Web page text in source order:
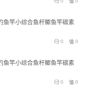
鱼竿小综合鱼杆鲫鱼竿碳素
0
0
鱼竿小综合鱼杆鲫鱼竿碳素
0
0